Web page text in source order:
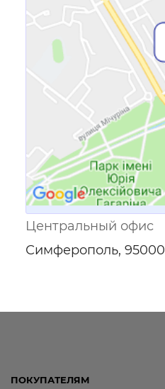
Ссылка для мобильных устройств
Центральный офис
Симферополь, 95000
ПОКУПАТЕЛЯМ